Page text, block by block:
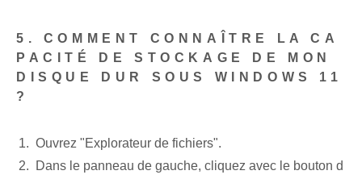
5. COMMENT CONNAÎTRE LA CA
PACITÉ DE STOCKAGE DE MON
DISQUE DUR SOUS WINDOWS 11
?
Ouvrez "Explorateur de fichiers".
Dans le ⁢panneau de gauche, cliquez avec le bouton d